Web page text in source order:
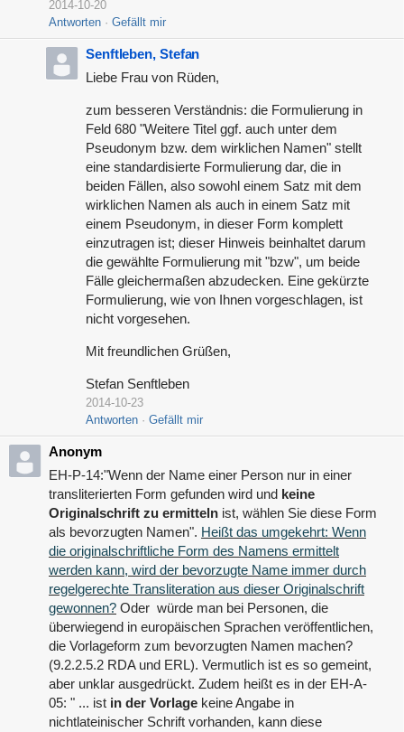
2014-10-20
Antworten
Gefällt mir
Senftleben, Stefan
Liebe Frau von Rüden,
zum besseren Verständnis: die Formulierung in
Feld 680 "Weitere Titel ggf. auch unter dem
Pseudonym bzw. dem wirklichen Namen" stellt
eine standardisierte Formulierung dar, die in
beiden Fällen, also sowohl einem Satz mit dem
wirklichen Namen als auch in einem Satz mit
einem Pseudonym, in dieser Form komplett
einzutragen ist; dieser Hinweis beinhaltet darum
die gewählte Formulierung mit "bzw", um beide
Fälle gleichermaßen abzudecken. Eine gekürzte
Formulierung, wie von Ihnen vorgeschlagen, ist
nicht vorgesehen.
Mit freundlichen Grüßen,
Stefan Senftleben
2014-10-23
Antworten
Gefällt mir
Anonym
EH-P-14:"Wenn der Name einer Person nur in einer
transliterierten Form gefunden wird und keine
Originalschrift zu ermittelnist, wählen Sie diese Form
als bevorzugten Namen". Heißt das umgekehrt: Wenn
die originalschriftliche Form des Namens ermittelt
werden kann, wird der bevorzugte Name immer durch
regelgerechte Transliteration aus dieser Originalschrift
gewonnen?Oder würde man bei Personen, die
überwiegend in europäischen Sprachen veröffentlichen,
die Vorlageform zum bevorzugten Namen machen?
(9.2.2.5.2 RDA und ERL). Vermutlich ist es so gemeint,
aber unklar ausgedrückt. Zudem heißt es in der EH-A-
05: " ... ist in der Vorlagekeine Angabe in
nichtlateinischer Schrift vorhanden, kann diese